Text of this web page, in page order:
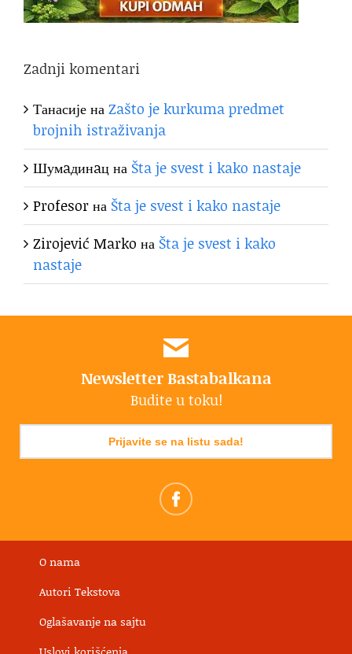
Zadnji komentari
ТанасијенаZašto je kurkuma predmet
brojnih istraživanja
Шумaдинaцна Šta je svest i kako nastaje
Profesorна Šta je svest i kako nastaje
Zirojević Marko на Šta je svest i kako
nastaje
Newsletter Bastabalkana
Budite u toku!
Prijavite se na listu sada!
O nama
Autori Tekstova
Oglašavanje na sajtu